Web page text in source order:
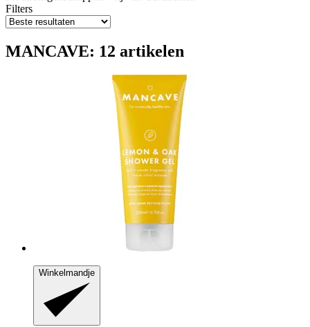
Filters
MANCAVE: 12 artikelen
Winkelmandje